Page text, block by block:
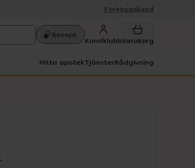
Företagskund
Recept
KundklubbVarukorg
Hitta apotekTjänsterRådgivning